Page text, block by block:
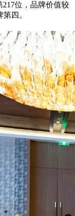
217位，品牌价值较
四。